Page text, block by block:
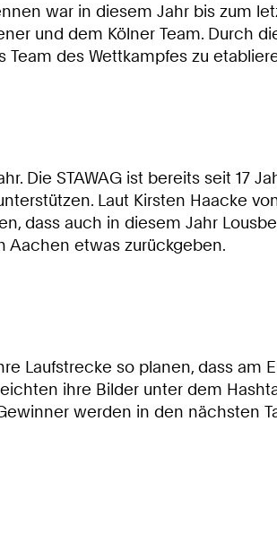
war in diesem Jahr bis zum
und dem Kölner Team. Durch
des Wettkampfes zu
Die STAWAG ist bereits seit 17
Laut Kirsten Haacke
dass auch in diesem Jahr
Aachen etwas zurückgeben.
Laufstrecke so planen, dass am
ihre Bilder unter dem
werden in den nächsten